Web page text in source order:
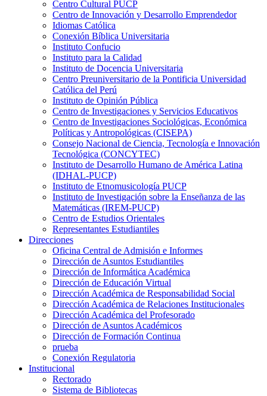
Centro Cultural PUCP
Centro de Innovación y Desarrollo Emprendedor
Idiomas Católica
Conexión Bíblica Universitaria
Instituto Confucio
Instituto para la Calidad
Instituto de Docencia Universitaria
Centro Preuniversitario de la Pontificia Universidad
Católica del Perú
Instituto de Opinión Pública
Centro de Investigaciones y Servicios Educativos
Centro de Investigaciones Sociológicas, Económica
Políticas y Antropológicas (CISEPA)
Consejo Nacional de Ciencia, Tecnología e Innovación
Tecnológica (CONCYTEC)
Instituto de Desarrollo Humano de América Latina
(IDHAL-PUCP)
Instituto de Etnomusicología PUCP
Instituto de Investigación sobre la Enseñanza de las
Matemáticas (IREM-PUCP)
Centro de Estudios Orientales
Representantes Estudiantiles
Direcciones
Oficina Central de Admisión e Informes
Dirección de Asuntos Estudiantiles
Dirección de Informática Académica
Dirección de Educación Virtual
Dirección Académica de Responsabilidad Social
Dirección Académica de Relaciones Institucionales
Dirección Académica del Profesorado
Dirección de Asuntos Académicos
Dirección de Formación Continua
prueba
Conexión Regulatoria
Institucional
Rectorado
Sistema de Bibliotecas